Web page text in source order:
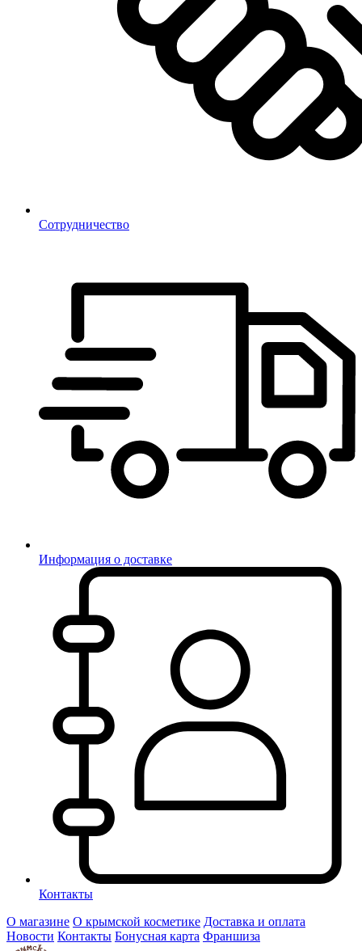
Сотрудничество
Информация о доставке
Контакты
О магазине О крымской косметике Доставка и оплата
Новости Контакты Бонусная карта Франшиза